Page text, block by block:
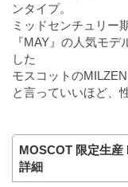
ンタイプ。
ミッドセンチュリー
『MAY』の人気モ
した
モスコットの
と言っていいほど、
MOSCOT 限定生
詳細